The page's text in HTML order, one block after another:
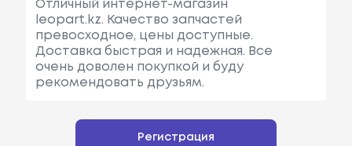
Отличный интернет-магазин
leopart.kz. Качество запчастей
превосходное, цены доступные.
Доставка быстрая и надежная. Все
очень доволен покупкой и буду
рекомендовать друзьям.
Регистрация